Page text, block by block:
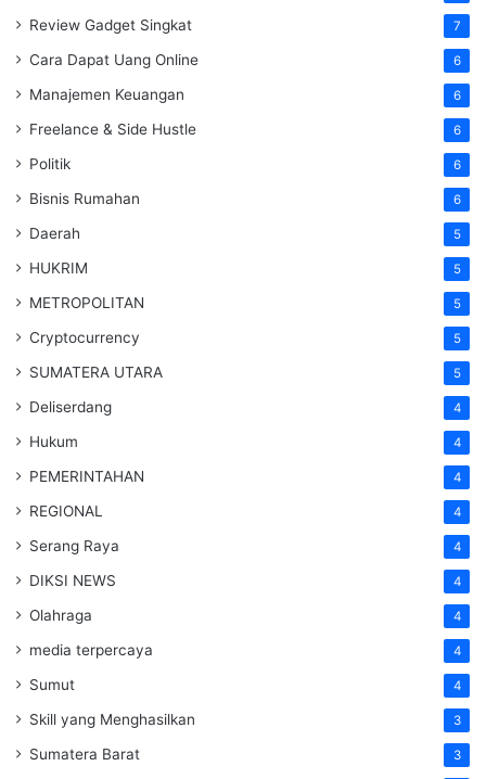
Review Gadget Singkat 7
Cara Dapat Uang Online 6
Manajemen Keuangan 6
Freelance & Side Hustle 6
Politik 6
Bisnis Rumahan 6
Daerah 5
HUKRIM 5
METROPOLITAN 5
Cryptocurrency 5
SUMATERA UTARA 5
Deliserdang 4
Hukum 4
PEMERINTAHAN 4
REGIONAL 4
Serang Raya 4
DIKSI NEWS 4
Olahraga 4
media terpercaya 4
Sumut 4
Skill yang Menghasilkan 3
Sumatera Barat 3